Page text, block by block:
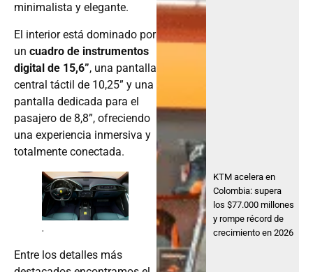
minimalista y elegante.
El interior está dominado por
un cuadro de instrumentos
digital de 15,6”, una pantalla
central táctil de 10,25” y una
pantalla dedicada para el
pasajero de 8,8”, ofreciendo
una experiencia inmersiva y
totalmente conectada.
.
Entre los detalles más
KTM acelera en
Colombia: supera
los $77.000 millones
y rompe récord de
crecimiento en 2026